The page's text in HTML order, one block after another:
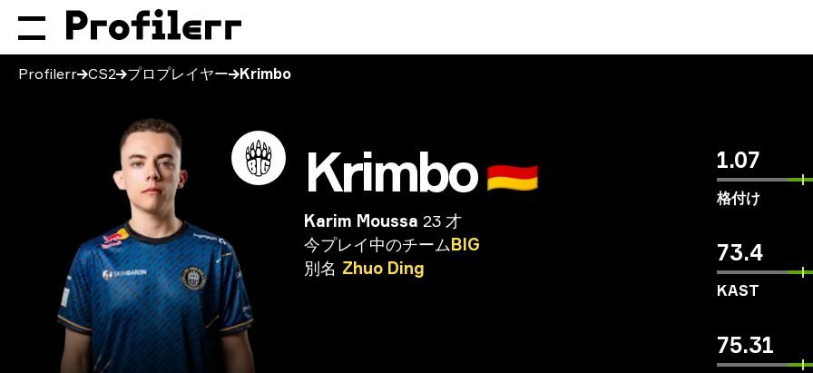
Profilerr CS2 プロプレイヤー Krimbo
Krimbo🇩🇪
Karim Moussa 23 才
今プレイ中のチームBIG
別名 Zhuo Ding
1.07
格付け
73.4
KAST
75.31